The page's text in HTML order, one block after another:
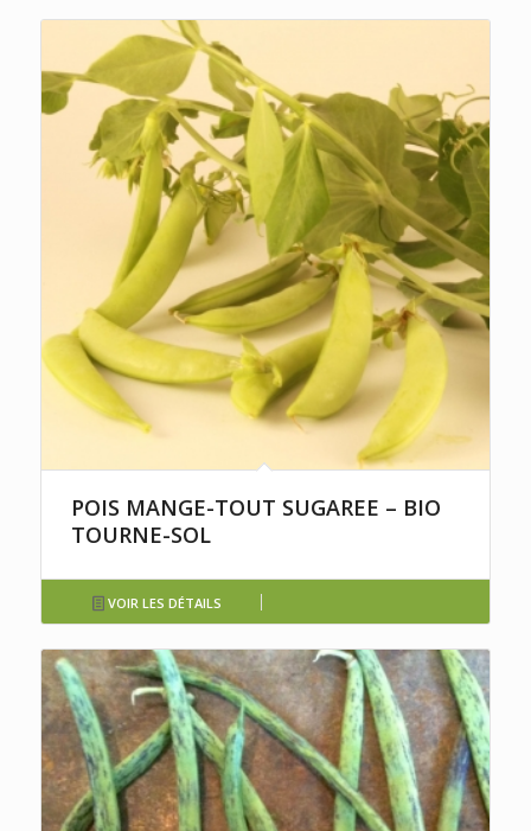
POIS MANGE-TOUT SUGAREE – BIO
TOURNE-SOL
VOIR LES DÉTAILS